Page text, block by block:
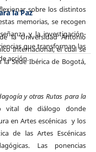
sobre los distintos
memorias, se recogen
y la investigación-
que transforman las
acción.
la Paz
la Universidad Antonio
Internacional, el cual se
Sede Ibérica de Bogotá,
y otras Rutas para la
vital de diálogo donde
en Artes escénicas y los
de las Artes Escénicas
Las ponencias